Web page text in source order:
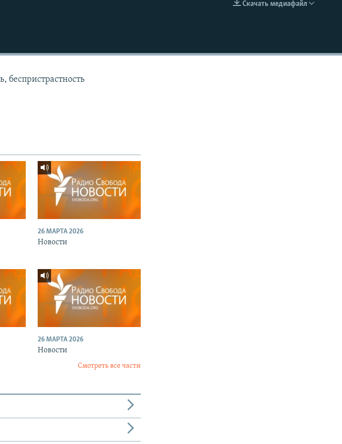
EMBED
Скачать медиафайл
беспристрастность
26 МАРТА 2026
Новости
26 МАРТА 2026
Новости
Смотреть все части